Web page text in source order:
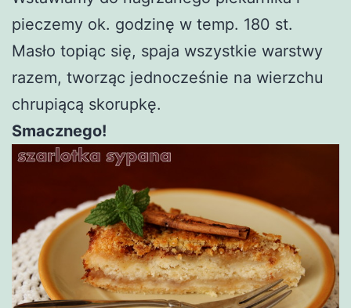
pieczemy ok. godzinę w temp. 180 st.
Masło topiąc się, spaja wszystkie warstwy
razem, tworząc jednocześnie na wierzchu
chrupiącą skorupkę.
Smacznego!